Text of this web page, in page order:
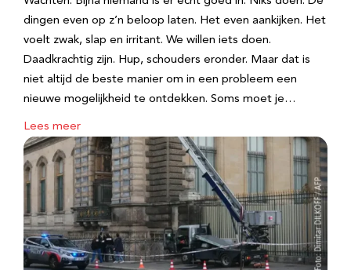
dingen even op z’n beloop laten. Het even aankijken. Het
voelt zwak, slap en irritant. We willen iets doen.
Daadkrachtig zijn. Hup, schouders eronder. Maar dat is
niet altijd de beste manier om in een probleem een
nieuwe mogelijkheid te ontdekken. Soms moet je…
Lees meer